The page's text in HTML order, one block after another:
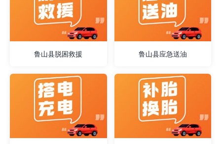
鲁山县脱困救援 鲁山县应急送油